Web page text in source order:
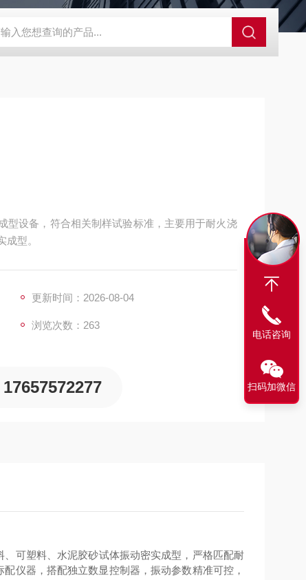
型设备，符合相关制样试验标准，主要用于耐火浇
型。
更新时间：2026-08-04
浏览次数：263
17657572277
可塑料、水泥胶砂试体振动密实成型，严格匹配耐
仪器，搭配独立数显控制器，振动参数精准可控，
电话咨询
扫码加微信